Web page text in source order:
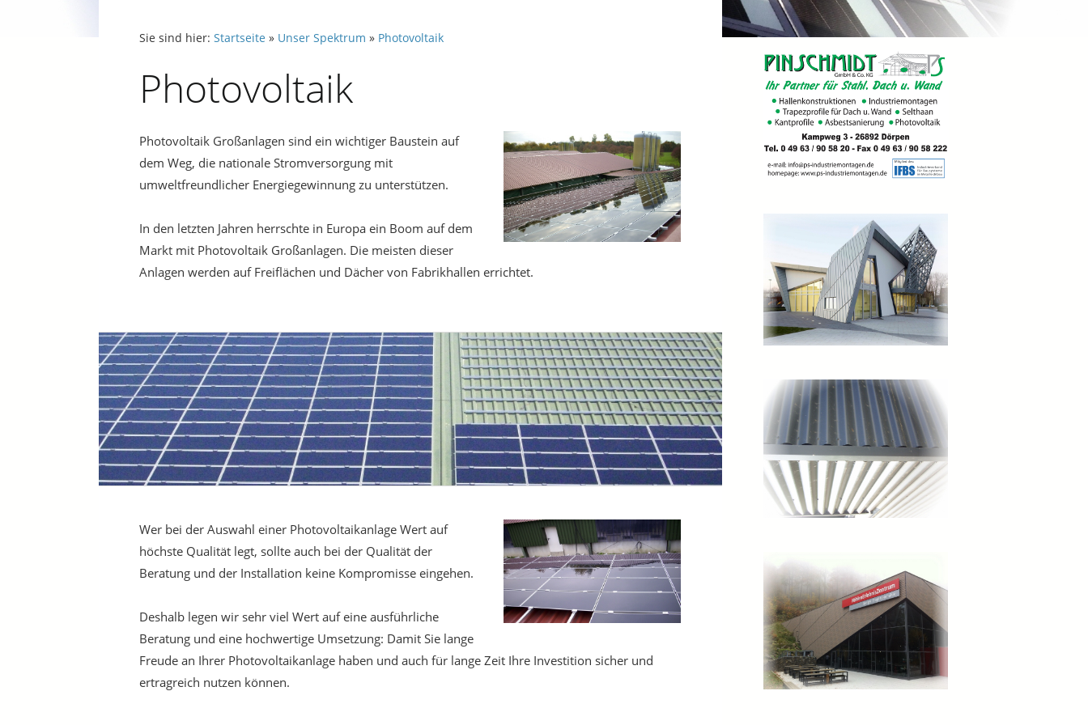
Sie sind hier: Startseite » Unser Spektrum » Photovoltaik
Photovoltaik
Photovoltaik Großanlagen sind ein wichtiger Baustein auf
dem Weg, die nationale Stromversorgung mit
umweltfreundlicher Energiegewinnung zu unterstützen.
In den letzten Jahren herrschte in Europa ein Boom auf dem
Markt mit Photovoltaik Großanlagen. Die meisten dieser
Anlagen werden auf Freiflächen und Dächer von Fabrikhallen errichtet.
Wer bei der Auswahl einer Photovoltaikanlage Wert auf
höchste Qualität legt, sollte auch bei der Qualität der
Beratung und der Installation keine Kompromisse eingehen.
Deshalb legen wir sehr viel Wert auf eine ausführliche
Beratung und eine hochwertige Umsetzung: Damit Sie lange
Freude an Ihrer Photovoltaikanlage haben und auch für lange Zeit Ihre Investition sicher und
ertragreich nutzen können.